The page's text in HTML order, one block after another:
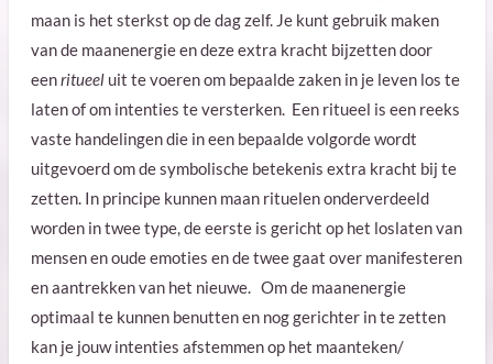
maan is het sterkst op de dag zelf. Je kunt gebruik maken
van de maanenergie en deze extra kracht bijzetten door
eenritueeluit te voeren om bepaalde zaken in je leven los te
laten of om intenties te versterken. Een ritueel is een reeks
vaste handelingen die in een bepaalde volgorde wordt
uitgevoerd om de symbolische betekenis extra kracht bij te
zetten. In principe kunnen maan rituelen onderverdeeld
worden in twee type, de eerste is gericht op het loslatenvan
mensen en oude emoties en de twee gaat over manifesteren
en aantrekken van het nieuwe. Om de maanenergie
optimaal te kunnen benutten en nog gerichter in te zetten
kan je jouw intenties afstemmen op het maanteken/